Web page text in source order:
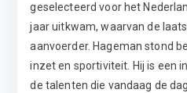
geselecteerd voor het
jaar uitkwam, waarvan de
aanvoerder. Hageman stond
inzet en sportiviteit. Hij is een
de talenten die vandaag de